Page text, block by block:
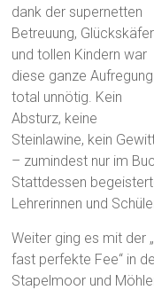
dank der supernetten
Betreuung,
und tollen Kindern war
diese ganze Aufregung
total unnötig. Kein
Absturz, keine
Steinlawine, kein
– zumindest nur im
Stattdessen
Lehrerinnen und
Weiter ging es mit der
fast perfekte Fee“ in
Stapelmoor und